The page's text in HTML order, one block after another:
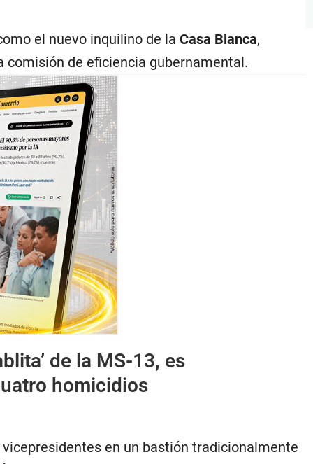
el nuevo inquilino de laCasa Blanca,
comisión de eficiencia gubernamental.
de la MS-13, es
homicidios
en un bastión tradicionalmente